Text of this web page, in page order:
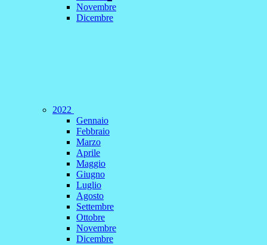
Novembre
Dicembre
2022
Gennaio
Febbraio
Marzo
Aprile
Maggio
Giugno
Luglio
Agosto
Settembre
Ottobre
Novembre
Dicembre